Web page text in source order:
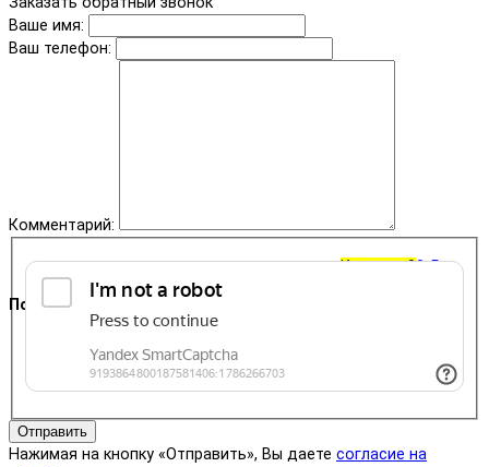
Корзина 00 ₽
Поддержка
Ваше имя:
Ваш телефон:
Комментарий:
Отправить
Нажимая на кнопку «Отправить», Вы даете согласие на